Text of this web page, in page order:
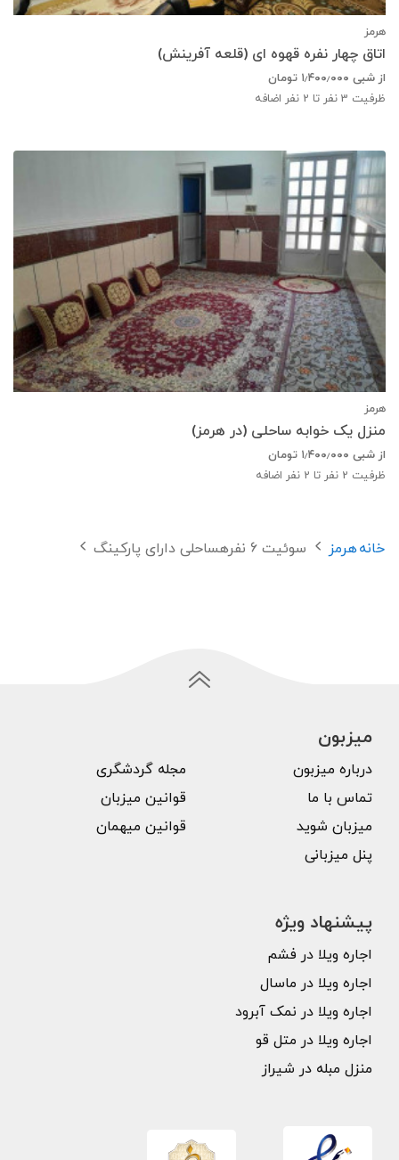
هرمز
اتاق چهار نفره قهوه ای (قلعه آفرینش)
از شبی ۱٫۴۰۰٫۰۰۰ تومان
ظرفیت 3 نفر تا 2 نفر اضافه
هرمز
منزل یک خوابه ساحلی (در هرمز)
از شبی ۱٫۴۰۰٫۰۰۰ تومان
ظرفیت 2 نفر تا 2 نفر اضافه
خانههرمز سوئیت 6 نفرهساحلی دارای پارکینگ
میزبون
درباره میزبون
تماس با ما
میزبان شوید
پنل میزبانی
مجله گردشگری
قوانین میزبان
قوانین میهمان
پیشنهاد ویژه
اجاره ویلا در فشم
اجاره ویلا در ماسال
اجاره ویلا در نمک آبرود
اجاره ویلا در متل قو
منزل مبله در شیراز